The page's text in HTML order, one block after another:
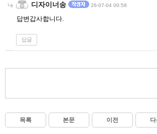
디자이너송 26-07-04 00:58
답변갑사합니다.
답글
목록 본문 이전